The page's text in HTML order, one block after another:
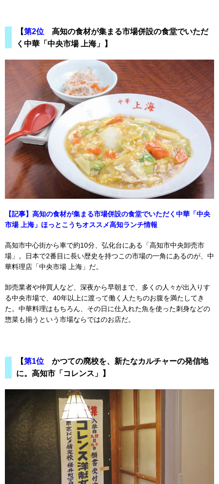
【第2位
高知の食材が集まる市場併設の食堂でいただ
く中華「中央市場 上海」】
【記事】高知の食材が集まる市場併設の食堂でいただく中華「中央
市場 上海」ほっとこうちオススメ高知ランチ情報
高知市中心街から車で約10分、弘化台にある「高知市中央卸売市
場」。日本で2番目に長い歴史を持つこの市場の一角にあるのが、中
華料理店「中央市場 上海」だ。
卸売業者や仲買人など、深夜から早朝まで、多くの人々が出入りす
る中央市場で、40年以上に渡って働く人たちのお腹を満たしてき
た。中華料理はもちろん、その日に仕入れた魚を使った刺身などの
惣菜も揃うという市場ならではのお店だ。
【第1位
かつての廃校を、新たなカルチャーの発信地
に。高知市「コレンス」】